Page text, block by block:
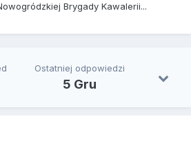
Brygady Kawalerii...
Ostatniej odpowiedzi
5 Gru